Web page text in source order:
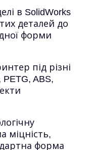
в SolidWorks
деталей до
форми
під різні
ABS,
міцність,
форма